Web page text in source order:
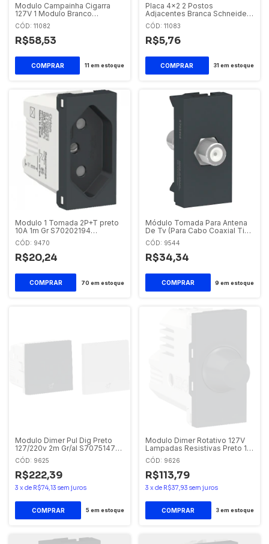
Modulo Campainha Cigarra
127V 1 Modulo Branco
Schneider Orion
CÓD: 11082
R$58,53
11 em estoque
Placa 4x2 2 Postos
Adjacentes Branca Schneider
Orion
CÓD: 11083
R$5,76
31 em estoque
Modulo 1 Tomada 2P+T preto
10A 1m Gr S70202194
Schneider Orion
CÓD: 9470
R$20,24
70 em estoque
Módulo Tomada Para Antena
De Tv (Para Cabo Coaxial Tipo
F) Grafite Orion S70546894
Schneider Orion
CÓD: 9544
R$34,34
9 em estoque
Modulo Dimer Pul Dig Preto
127/220v 2m Gr/al S70751479
Schneider Orion
CÓD: 9625
R$222,39
3 x de R$74,13 sem juros
5 em estoque
Modulo Dimer Rotativo 127V
Lampadas Resistivas Preto 1m
Gr S70710094 Schneider
Orion
CÓD: 9626
R$113,79
3 x de R$37,93 sem juros
3em estoque